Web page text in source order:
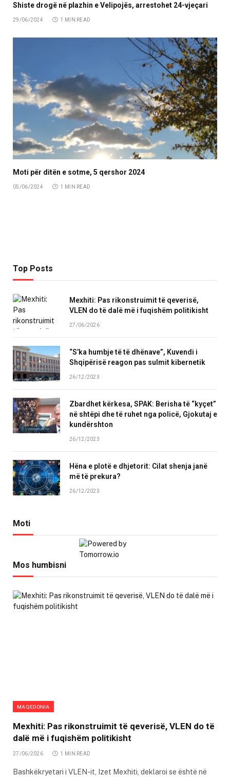
Shiste drogë në plazhin e Velipojës, arrestohet 24-vjeçari
29/06/2024 1 MIN READ
Moti për ditën e sotme, 5 qershor 2024
05/06/2024 1 MIN READ
Top Posts
Mexhiti: Pas rikonstruimit të qeverisë,
VLEN do të dalë më i fuqishëm politikisht
27/06/2026
“S’ka humbje të të dhënave”, Kuvendi i
Shqipërisë reagon pas sulmit kibernetik
26/12/2023
Zbardhet kërkesa, SPAK: Berisha të “kyçet”
në shtëpi dhe të ruhet nga policë, Gjokutaj e
kundërshton
26/12/2023
Hëna e plotë e dhjetorit: Cilat shenja janë
më të prekura?
26/12/2023
Moti
Mos humbisni
MAQEDONIA
Mexhiti: Pas rikonstruimit të qeverisë, VLEN do të
dalë më i fuqishëm politikisht
27/06/2026 1 MIN READ
Bashkëkryetari i VLEN-it, Izet Mexhiti, deklaroi se është në